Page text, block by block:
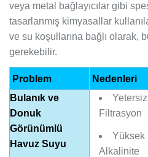
veya metal bağlayıcılar gibi
tasarlanmış kimyasallar
ve su koşullarına bağlı olarak,
gerekebilir.
Problem Nedenleri
Bulanık ve
Donuk
Görünümlü
Havuz Suyu
Yetersiz
Filtrasyon
Yüksek
Alkalinite